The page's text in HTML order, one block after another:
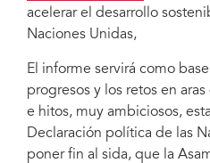
acelerar el desarrollo
Naciones Unidas,
El informe servirá como
progresos y los retos en
e hitos, muy ambiciosos,
Declaración política de las
poner fin al sida, que la